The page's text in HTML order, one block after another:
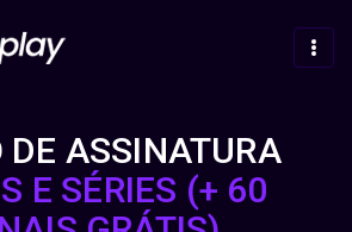
DE ASSINATURA
E SÉRIES (+ 60